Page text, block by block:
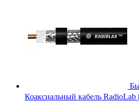
Коаксиальный кабель RadioLab